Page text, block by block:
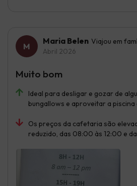
Maria Belen Viajou em
Abril 2026
Ideal para desligar e gozar de
bungallows e aproveitar a piscina
Os preços da cafetaria são
reduzido, das 08:00 às 12:00 e
Muito bom